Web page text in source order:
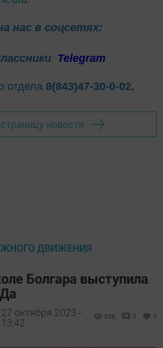
нас в соцсетях:
Telegram
отдела 8(843)47-30-0-02.
новости
ДВИЖЕНИЯ
Болгара выступила
27 октября 2023 -
13:42
958 0 0